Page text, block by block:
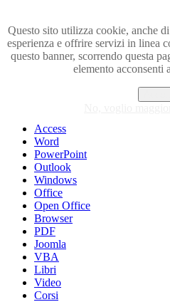
Questo sito utilizza cookie, anche
esperienza e offrire servizi in linea
questo banner, scorrendo questa
elemento acconsenti
Visita i forum di SOS-OFFICE
Access
Word
PowerPoint
Outlook
Windows
Office
Open Office
Browser
PDF
Joomla
VBA
Libri
Video
Corsi